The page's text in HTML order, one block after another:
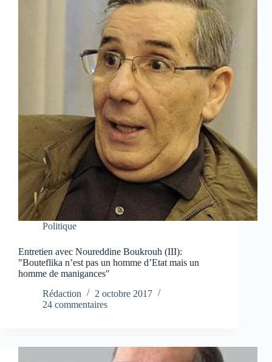
Politique
Entretien avec Noureddine Boukrouh (III):
"Bouteflika n’est pas un homme d’Etat mais un
homme de manigances"
Rédaction
2 octobre 2017
24 commentaires